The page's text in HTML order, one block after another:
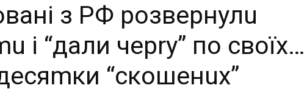
з РФ розвернулu
і “дaли чeрry” по своїх…
“скoшeнuх”